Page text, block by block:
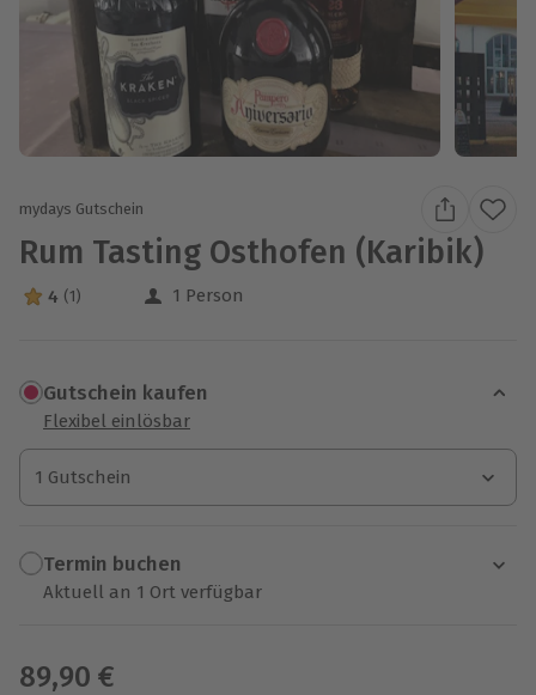
mydays Gutschein
Rum Tasting Osthofen (Karibik)
4 Sterne von 5 aus 1 Bewertungen
4 (1) 1 Person
Gutschein kaufen
Flexibel einlösbar
1 Gutschein
1 Gutschein
1 Gutschein
Termin buchen
Aktuell an 1 Ort verfügbar
89,90 €